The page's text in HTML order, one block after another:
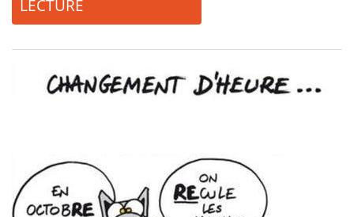
LECTURE